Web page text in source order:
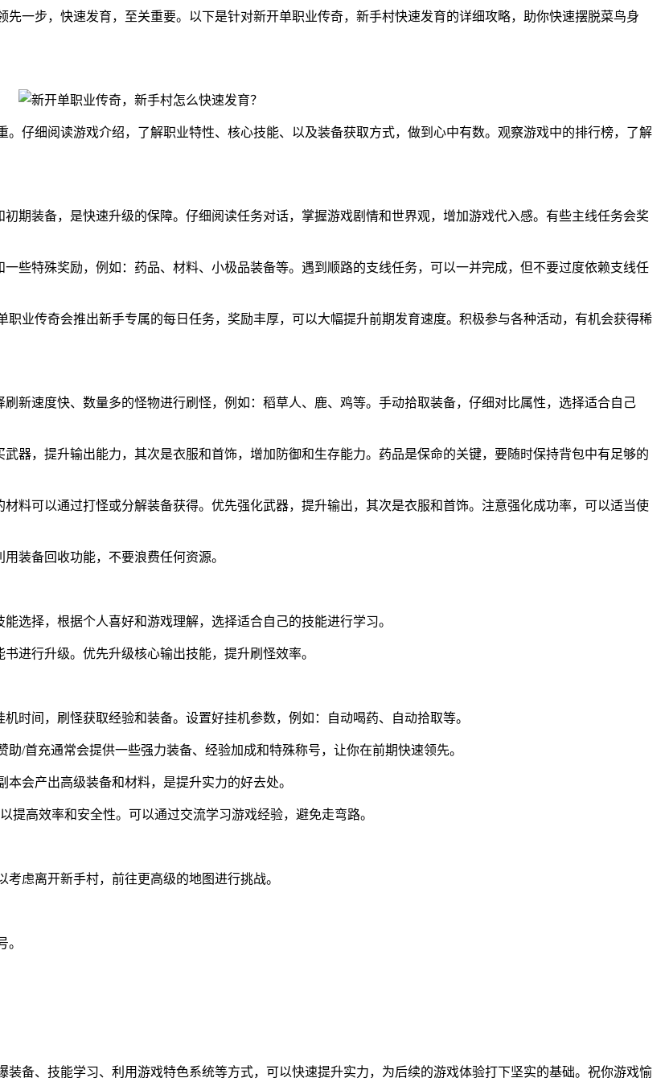
一步，快速发育，至关重要。以下是针对新开单职业传奇，新手村快速发育的详细攻略，助你快速摆脱菜鸟身
仔细阅读游戏介绍，了解职业特性、核心技能、以及装备获取方式，做到心中有数。观察游戏中的排行榜，了解
期装备，是快速升级的保障。仔细阅读任务对话，掌握游戏剧情和世界观，增加游戏代入感。有些主线任务会奖
些特殊奖励，例如：药品、材料、小极品装备等。遇到顺路的支线任务，可以一并完成，但不要过度依赖支线任
业传奇会推出新手专属的每日任务，奖励丰厚，可以大幅提升前期发育速度。积极参与各种活动，有机会获得稀
新速度快、数量多的怪物进行刷怪，例如：稻草人、鹿、鸡等。手动拾取装备，仔细对比属性，选择适合自己
器，提升输出能力，其次是衣服和首饰，增加防御和生存能力。药品是保命的关键，要随时保持背包中有足够的
料可以通过打怪或分解装备获得。优先强化武器，提升输出，其次是衣服和首饰。注意强化成功率，可以适当使
装备回收功能，不要浪费任何资源。
选择，根据个人喜好和游戏理解，选择适合自己的技能进行学习。
进行升级。优先升级核心输出技能，提升刷怪效率。
时间，刷怪获取经验和装备。设置好挂机参数，例如：自动喝药、自动拾取等。
/首充通常会提供一些强力装备、经验加成和特殊称号，让你在前期快速领先。
会产出高级装备和材料，是提升实力的好去处。
提高效率和安全性。可以通过交流学习游戏经验，避免走弯路。
虑离开新手村，前往更高级的地图进行挑战。
备、技能学习、利用游戏特色系统等方式，可以快速提升实力，为后续的游戏体验打下坚实的基础。祝你游戏愉